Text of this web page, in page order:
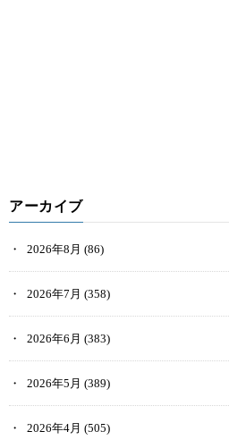
アーカイブ
2026年8月 (86)
2026年7月 (358)
2026年6月 (383)
2026年5月 (389)
2026年4月 (505)